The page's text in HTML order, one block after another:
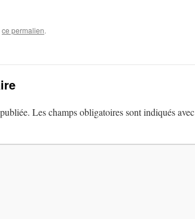
ce permalien.
Les champs obligatoires sont indiqués avec